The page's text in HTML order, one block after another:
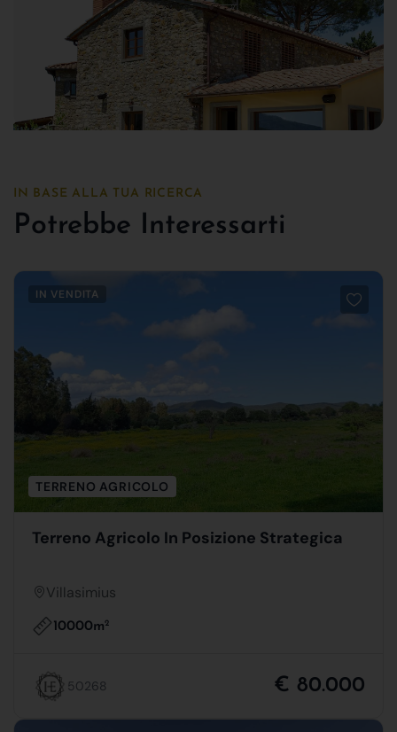
IN BASE ALLA TUA RICERCA
Potrebbe Interessarti
IN VENDITA
TERRENO AGRICOLO
Terreno Agricolo In Posizione Strategica
Villasimius
10000m2
50268 € 80.000